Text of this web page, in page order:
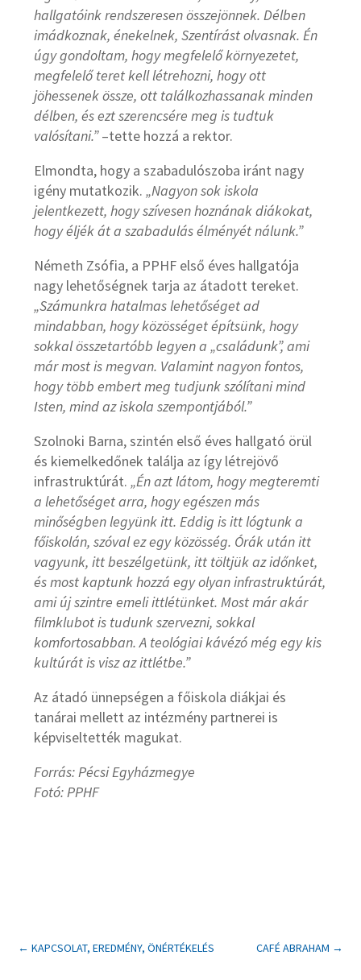
hallgatóink rendszeresen összejönnek. Délben
imádkoznak, énekelnek, Szentírást olvasnak. Én
úgy gondoltam, hogy megfelelő környezetet,
megfelelő teret kell létrehozni, hogy ott
jöhessenek össze, ott találkozhassanak minden
délben, és ezt szerencsére meg is tudtuk
valósítani.”–tette hozzá a rektor.
Elmondta, hogy a szabadulószoba iránt nagy
igény mutatkozik.„Nagyon sok iskola
jelentkezett, hogy szívesen hoznának diákokat,
hogy éljék át a szabadulás élményét nálunk.”
Németh Zsófia, a PPHF első éves hallgatója
nagy lehetőségnek tarja az átadott tereket.
„Számunkra hatalmas lehetőséget ad
mindabban, hogy közösséget építsünk, hogy
sokkal összetartóbb legyen a „családunk”, ami
már most is megvan. Valamint nagyon fontos,
hogy több embert meg tudjunk szólítani mind
Isten, mind az iskola szempontjából.”
Szolnoki Barna, szintén első éves hallgató örül
és kiemelkedőnek találja az így létrejövő
infrastruktúrát. „Én azt látom, hogy megteremti
a lehetőséget arra, hogy egészen más
minőségben legyünk itt. Eddig is itt lógtunk a
főiskolán, szóval ez egy közösség. Órák után itt
vagyunk, itt beszélgetünk, itt töltjük az időnket,
és most kaptunk hozzá egy olyan infrastruktúrát,
ami új szintre emeli ittlétünket. Most már akár
filmklubot is tudunk szervezni, sokkal
komfortosabban. A teológiai kávézó még egy kis
kultúrát is visz az ittlétbe.”
Az átadó ünnepségen a főiskola diákjai és
tanárai mellett az intézmény partnerei is
képviseltették magukat.
Forrás: Pécsi Egyházmegye
Fotó: PPHF
←KAPCSOLAT, EREDMÉNY, ÖNÉRTÉKELÉS CAFÉ ABRAHAM →